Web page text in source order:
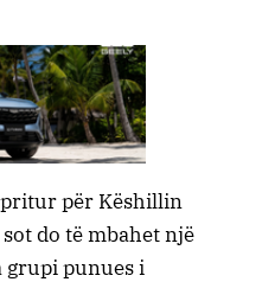
për Këshillin
do të mbahet një
grupi punues i